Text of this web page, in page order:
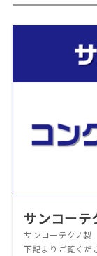
サンコー
サンコーテクノ製
下記よりご覧くだ